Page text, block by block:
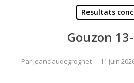
Resultats
Gouzon
Par jeanclaudegrognet 11 juin